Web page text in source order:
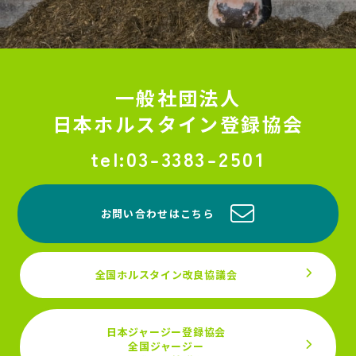
一般社団法人
日本ホルスタイン登録協会
03-3383-2501
お問い合わせはこちら
全国ホルスタイン改良協議会
日本ジャージー登録協会
全国ジャージー